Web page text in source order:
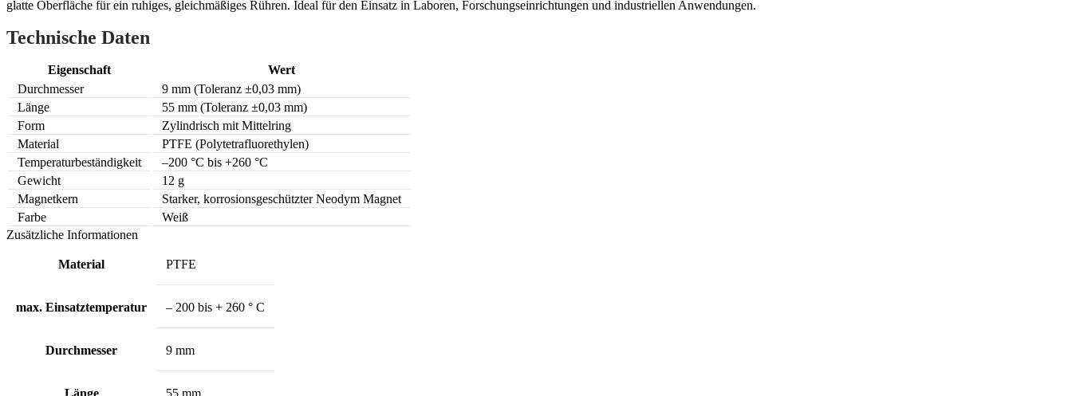
glatte Oberfläche für ein ruhiges, gleichmäßiges Rühren. Ideal für den Einsatz in Laboren, Forschungseinrichtungen und industriellen Anwendungen.
Technische Daten
Eigenschaft
Wert
Durchmesser
9 mm (Toleranz ±0,03 mm)
Länge
55 mm (Toleranz ±0,03 mm)
Form
Zylindrisch mit Mittelring
Material
PTFE (Polytetrafluorethylen)
Temperaturbeständigkeit
–200 °C bis +260 °C
Gewicht
12 g
Magnetkern
Starker, korrosionsgeschützter Neodym Magnet
Farbe
Weiß
Zusätzliche Informationen
Material PTFE
max. Einsatztemperatur – 200 bis + 260 ° C
Durchmesser 9 mm